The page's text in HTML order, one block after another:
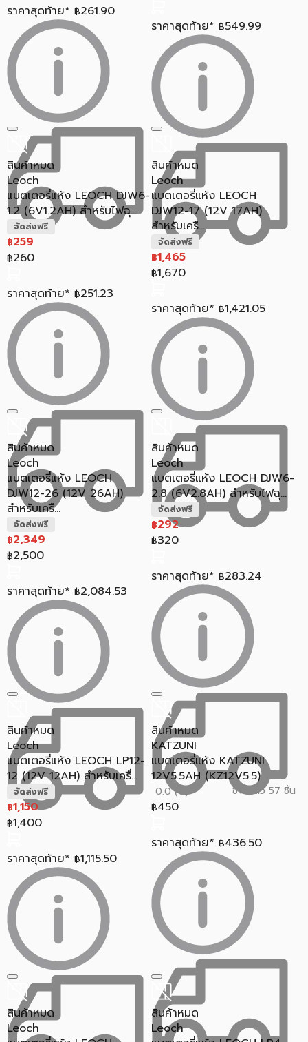
ราคาสุดท้าย* ฿261.90
ราคาสุดท้าย* ฿549.99
สินค้าหมด
Leoch
แบตเตอรี่แห้ง LEOCH DJW6-
1.2 (6V1.2AH) สำหรับไฟฉุ...
จัดส่งฟรี
฿259
฿260
ราคาสุดท้าย* ฿251.23
สินค้าหมด
Leoch
แบตเตอรี่แห้ง LEOCH
DJW12-17 (12V 17AH)
สำหรับเครื...
จัดส่งฟรี
฿1,465
฿1,670
ราคาสุดท้าย* ฿1,421.05
สินค้าหมด
Leoch
แบตเตอรี่แห้ง LEOCH
DJW12-26 (12V 26AH)
สำหรับเครื...
จัดส่งฟรี
฿2,349
฿2,500
ราคาสุดท้าย* ฿2,084.53
สินค้าหมด
Leoch
แบตเตอรี่แห้ง LEOCH DJW6-
2.8 (6V2.8AH) สำหรับไฟฉุ...
จัดส่งฟรี
฿292
฿320
ราคาสุดท้าย* ฿283.24
สินค้าหมด
Leoch
แบตเตอรี่แห้ง LEOCH LP12-
12 (12V 12AH) สำหรับเครื่...
จัดส่งฟรี
฿1,150
฿1,400
ราคาสุดท้าย* ฿1,115.50
สินค้าหมด
KATZUNI
แบตเตอรี่แห้ง KATZUNI
12V5.5AH (KZ12V5.5)
0.0 (0) ขายแล้ว 57 ชิ้น
฿450
ราคาสุดท้าย* ฿436.50
สินค้าหมด
Leoch
สินค้าหมด
Leoch